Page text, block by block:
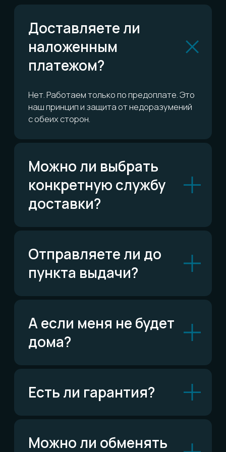
Сколько это всё
стоит?
ОСТАЛИСЬ ВОПРОСЫ?
Написать в Telegram
ВКонтакте
Возможно,